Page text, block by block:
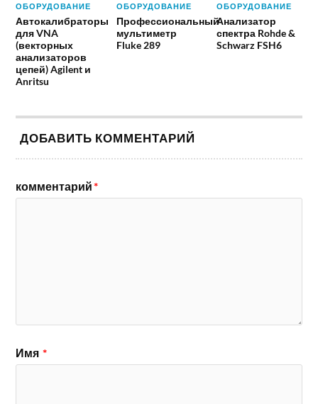
ОБОРУДОВАНИЕ
Автокалибраторы
для VNA
(векторных
анализаторов
цепей) Agilent и
Anritsu
ОБОРУДОВАНИЕ
Профессиональный
мультиметр
Fluke 289
ОБОРУДОВАНИЕ
Анализатор
спектра Rohde &
Schwarz FSH6
ДОБАВИТЬ КОММЕНТАРИЙ
комментарий*
Имя *